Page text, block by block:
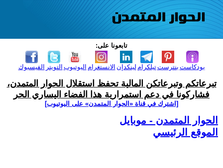
تابعونا على:
الفيسبوك التويتر اليوتيوب الانستغرام لينكدإن تيلكرامبنترست بودكاست
تبرعاتكم وتبرعاتكن المالية تحفظ استقلال الحوار المتمدن،
فشاركونا في دعم استمرارية هذا الفضاء اليساري الحر
[اشترك في قناة ‫«الحوار المتمدن» على اليوتيوب]
الحوار المتمدن - موبايل
الموقع الرئيسي